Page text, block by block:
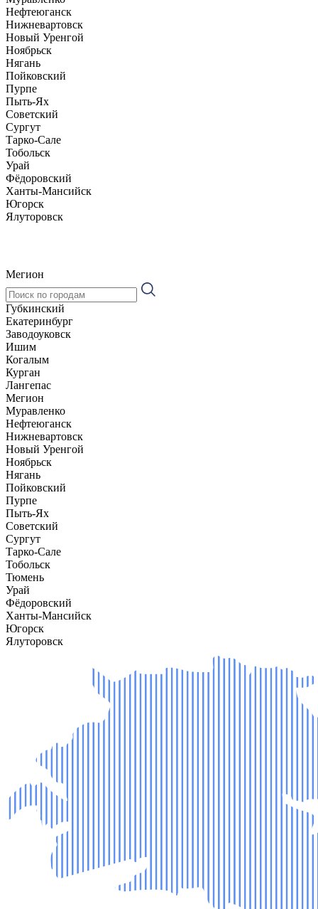
Нефтеюганск
Нижневартовск
Новый Уренгой
Ноябрьск
Нягань
Пойковский
Пурпе
Пыть-Ях
Советский
Сургут
Тарко-Сале
Тобольск
Урай
Фёдоровский
Ханты-Мансийск
Югорск
Ялуторовск
Мегион
Губкинский
Екатеринбург
Заводоуковск
Ишим
Когалым
Курган
Лангепас
Мегион
Муравленко
Нефтеюганск
Нижневартовск
Новый Уренгой
Ноябрьск
Нягань
Пойковский
Пурпе
Пыть-Ях
Советский
Сургут
Тарко-Сале
Тобольск
Тюмень
Урай
Фёдоровский
Ханты-Мансийск
Югорск
Ялуторовск